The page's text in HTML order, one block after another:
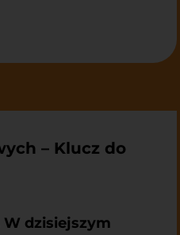
– Klucz do
W dzisiejszym